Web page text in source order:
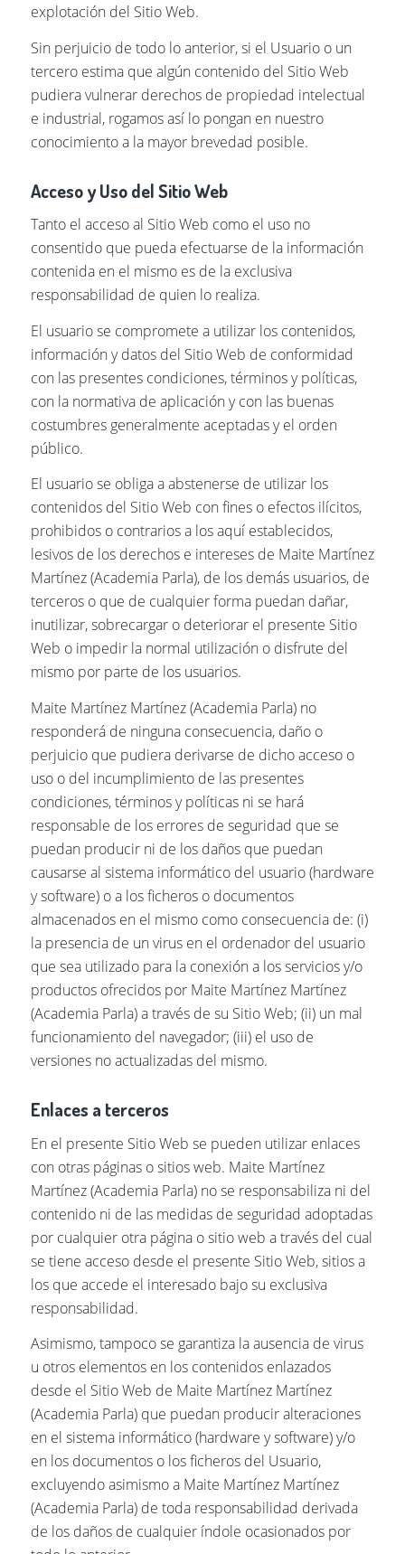
explotación del Sitio Web.
Sin perjuicio de todo lo anterior, si el Usuario o un
tercero estima que algún contenido del Sitio Web
pudiera vulnerar derechos de propiedad intelectual
e industrial, rogamos así lo pongan en nuestro
conocimiento a la mayor brevedad posible.
Acceso y Uso del Sitio Web
Tanto el acceso al Sitio Web como el uso no
consentido que pueda efectuarse de la información
contenida en el mismo es de la exclusiva
responsabilidad de quien lo realiza.
El usuario se compromete a utilizar los contenidos,
información y datos del Sitio Web de conformidad
con las presentes condiciones, términos y políticas,
con la normativa de aplicación y con las buenas
costumbres generalmente aceptadas y el orden
público.
El usuario se obliga a abstenerse de utilizar los
contenidos del Sitio Web con fines o efectos ilícitos,
prohibidos o contrarios a los aquí establecidos,
lesivos de los derechos e intereses de Maite Martínez
Martínez (Academia Parla), de los demás usuarios, de
terceros o que de cualquier forma puedan dañar,
inutilizar, sobrecargar o deteriorar el presente Sitio
Web o impedir la normal utilización o disfrute del
mismo por parte de los usuarios.
Maite Martínez Martínez (Academia Parla) no
responderá de ninguna consecuencia, daño o
perjuicio que pudiera derivarse de dicho acceso o
uso o del incumplimiento de las presentes
condiciones, términos y políticas ni se hará
responsable de los errores de seguridad que se
puedan producir ni de los daños que puedan
causarse al sistema informático del usuario (hardware
y software) o a los ficheros o documentos
almacenados en el mismo como consecuencia de: (i)
la presencia de un virus en el ordenador del usuario
que sea utilizado para la conexión a los servicios y/o
productos ofrecidos por Maite Martínez Martínez
(Academia Parla) a través de su Sitio Web; (ii) un mal
funcionamiento del navegador; (iii) el uso de
versiones no actualizadas del mismo.
Enlaces a terceros
En el presente Sitio Web se pueden utilizar enlaces
con otras páginas o sitios web. Maite Martínez
Martínez (Academia Parla) no se responsabiliza ni del
contenido ni de las medidas de seguridad adoptadas
por cualquier otra página o sitio web a través del cual
se tiene acceso desde el presente Sitio Web, sitios a
los que accede el interesado bajo su exclusiva
responsabilidad.
Asimismo, tampoco se garantiza la ausencia de virus
u otros elementos en los contenidos enlazados
desde el Sitio Web de Maite Martínez Martínez
(Academia Parla) que puedan producir alteraciones
en el sistema informático (hardware y software) y/o
en los documentos o los ficheros del Usuario,
excluyendo asimismo a Maite Martínez Martínez
(Academia Parla) de toda responsabilidad derivada
de los daños de cualquier índole ocasionados por